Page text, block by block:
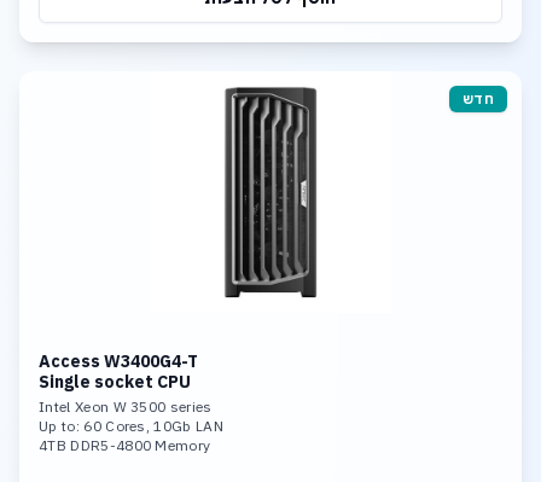
חדש
Access W3400G4-T
Single socket CPU
Intel Xeon W 3500 series
Up to: 60 Cores, 10Gb LAN
4TB DDR5-4800 Memory